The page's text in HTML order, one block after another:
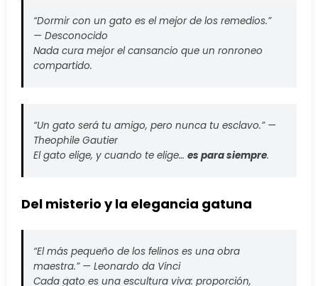
“Dormir con un gato es el mejor de los remedios.”
— Desconocido
Nada cura mejor el cansancio que un ronroneo
compartido.
“Un gato será tu amigo, pero nunca tu esclavo.” —
Theophile Gautier
El gato elige, y cuando te elige… es para siempre.
Del misterio y la elegancia gatuna
“El más pequeño de los felinos es una obra
maestra.” — Leonardo da Vinci
Cada gato es una escultura viva: proporción,